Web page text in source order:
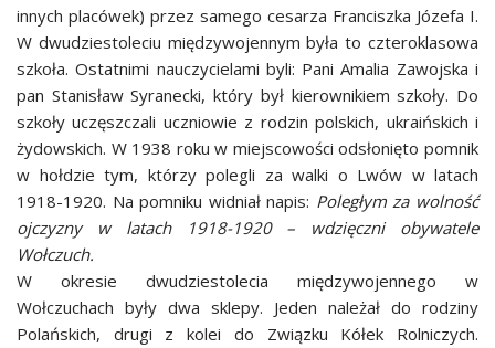
innych placówek) przez samego cesarza Franciszka Józefa I.
W dwudziestoleciu międzywojennym była to czteroklasowa
szkoła. Ostatnimi nauczycielami byli: Pani Amalia Zawojska i
pan Stanisław Syranecki, który był kierownikiem szkoły. Do
szkoły uczęszczali uczniowie z rodzin polskich, ukraińskich i
żydowskich. W 1938 roku w miejscowości odsłonięto pomnik
w hołdzie tym, którzy polegli za walki o Lwów w latach
1918-1920. Na pomniku widniał napis: Poległym za wolność
ojczyzny w latach 1918-1920 – wdzięczni obywatele
Wołczuch.
W okresie dwudziestolecia międzywojennego w
Wołczuchach były dwa sklepy. Jeden należał do rodziny
Polańskich, drugi z kolei do Związku Kółek Rolniczych.